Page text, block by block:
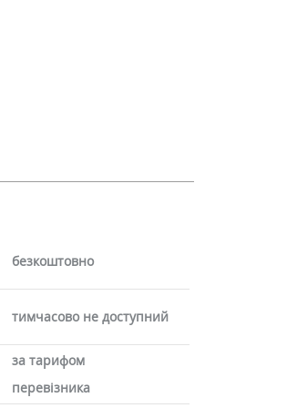
безкоштовно
тимчасово не доступний
за тарифом
перевізника